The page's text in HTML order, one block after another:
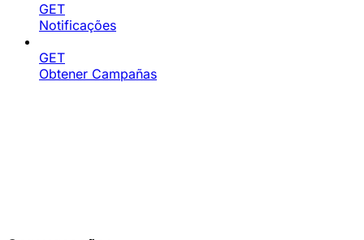
GET
Notificações
GET
Obtener Campañas